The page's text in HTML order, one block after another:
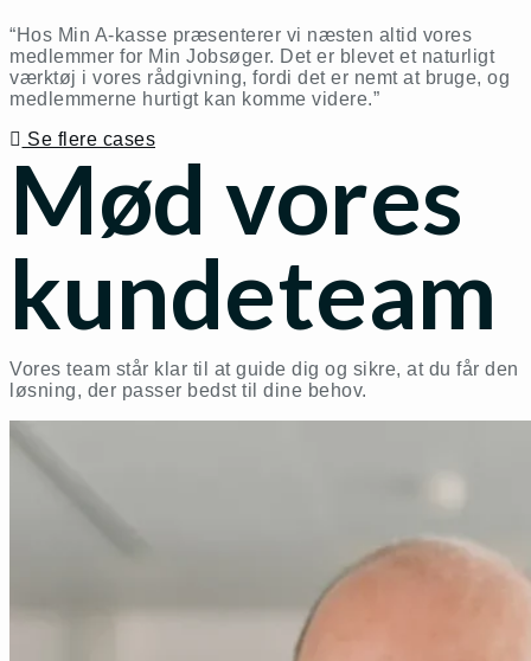
“Hos Min A-kasse præsenterer vi næsten altid vores
medlemmer for Min Jobsøger. Det er blevet et naturligt
værktøj i vores rådgivning, fordi det er nemt at bruge, og
medlemmerne hurtigt kan komme videre.”
Se flere cases
Mød vores
kundeteam
Vores team står klar til at guide dig og sikre, at du får den
løsning, der passer bedst til dine behov.